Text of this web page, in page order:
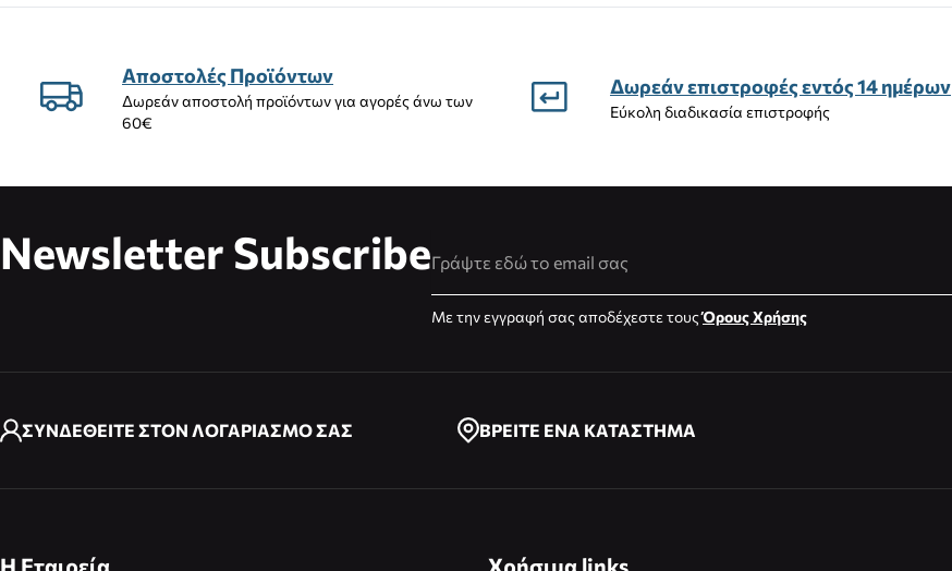
Αποστολές Προϊόντων
Δωρεάν αποστολή προϊόντων για αγορές άνω των
60€
Δωρεάν επιστροφές εντός 14 ημέρων
Εύκολη διαδικασία επιστροφής
Newsletter Subscribe
Με την εγγραφή σας αποδέχεστε τουςΌρους Χρήσης
ΣΥΝΔΕΘΕΙΤΕ ΣΤΟΝ ΛΟΓΑΡΙΑΣΜΟ ΣΑΣ ΒΡΕΙΤΕ ΕΝΑ ΚΑΤΑΣΤΗΜΑ